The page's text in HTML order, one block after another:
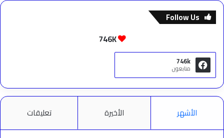
Follow Us
746K
746k
متابعون
الأشهر الأخيرة تعليقات